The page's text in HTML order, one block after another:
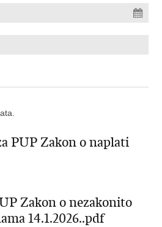
PUP Zakon o naplati
Zakon o nezakonito
14.1.2026..pdf